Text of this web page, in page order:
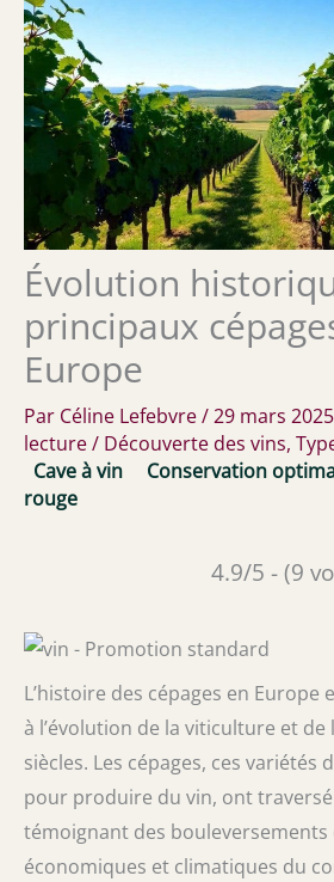
Évolution
principaux
Europe
Par Céline Lefebvre/29 mars 2025
lecture/ Découverte des vins,
Cave à vin
Conservation
rouge
4.9/5 - (9
L’histoire des cépages en Europe
à l’évolution de la viticulture et de
siècles. Les cépages, ces variétés
pour produire du vin, ont
témoignant des bouleversements
économiques et climatiques du